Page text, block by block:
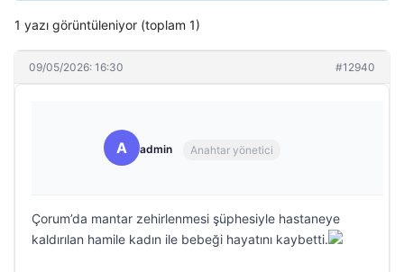
1 yazı görüntüleniyor (toplam 1)
09/05/2026: 16:30 #12940
A admin Anahtar yönetici
Çorum’da mantar zehirlenmesi şüphesiyle hastaneye
kaldırılan hamile kadın ile bebeği hayatını kaybetti.